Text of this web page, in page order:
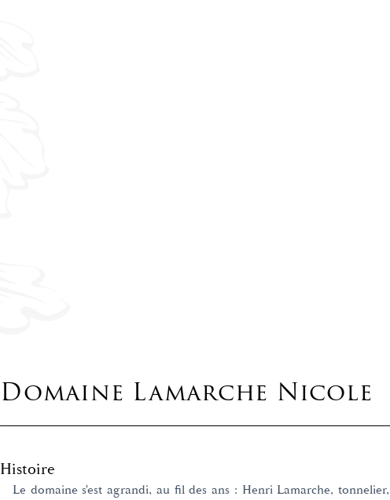
Domaine Lamarche Nicole
Histoire
Le domaine s'est agrandi, au fil des ans : Henri Lamarche, tonnelier,